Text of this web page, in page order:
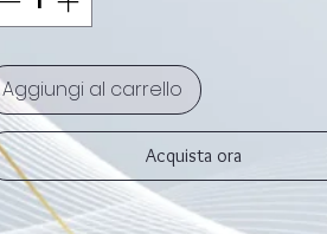
Aggiungi al carrello
Acquista ora